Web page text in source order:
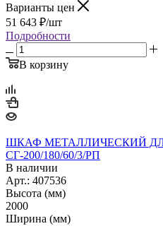
Варианты цен
51 643 ₽/шт
Подробности
В корзину
ШКАФ МЕТАЛЛИЧЕСКИЙ
СГ-200/180/60/3/РП
В наличии
Арт.: 407536
Высота (мм)
2000
Ширина (мм)